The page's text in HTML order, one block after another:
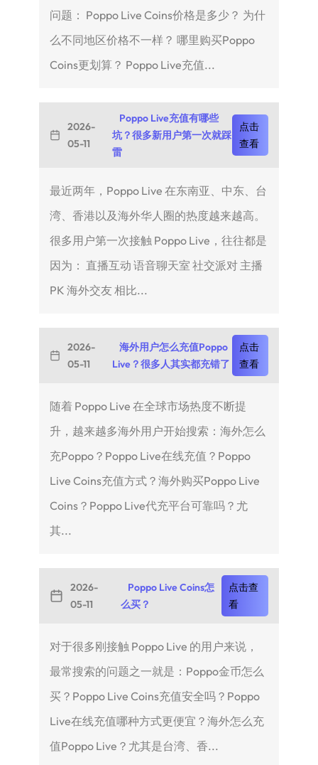
问题： Poppo Live Coins价格是多少？ 为什
么不同地区价格不一样？ 哪里购买Poppo
Coins更划算？ Poppo Live充值...
2026-
05-11
Poppo Live充值有哪些
坑？很多新用户第一次就踩
雷
点击
查看
最近两年，Poppo Live 在东南亚、中东、台
湾、香港以及海外华人圈的热度越来越高。
很多用户第一次接触 Poppo Live，往往都是
因为： 直播互动 语音聊天室 社交派对 主播
PK 海外交友 相比...
2026-
05-11
海外用户怎么充值Poppo
Live？很多人其实都充错了
点击
查看
随着 Poppo Live 在全球市场热度不断提
升，越来越多海外用户开始搜索：海外怎么
充Poppo？Poppo Live在线充值？Poppo
Live Coins充值方式？海外购买Poppo Live
Coins？Poppo Live代充平台可靠吗？尤
其...
2026-
05-11
Poppo Live Coins怎
么买？
点击查
看
对于很多刚接触 Poppo Live 的用户来说，
最常搜索的问题之一就是：Poppo金币怎么
买？Poppo Live Coins充值安全吗？Poppo
Live在线充值哪种方式更便宜？海外怎么充
值Poppo Live？尤其是台湾、香...